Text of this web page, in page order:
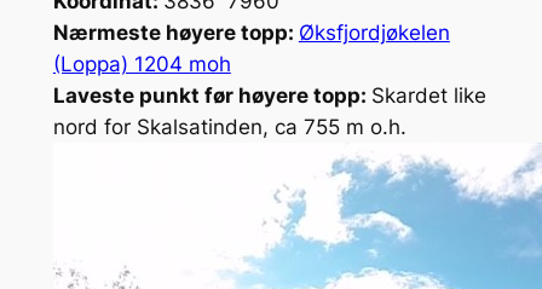
Nærmeste høyere topp: Øksfjordjøkelen
(Loppa) 1204 moh
Laveste punkt før høyere topp: Skardet like
nord for Skalsatinden, ca 755 m o.h.